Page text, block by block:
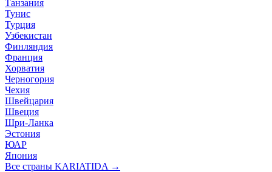
Танзания
Тунис
Турция
Узбекистан
Финляндия
Франция
Хорватия
Черногория
Чехия
Швейцария
Швеция
Шри-Ланка
Эстония
ЮАР
Япония
Все страны KARIATIDA →